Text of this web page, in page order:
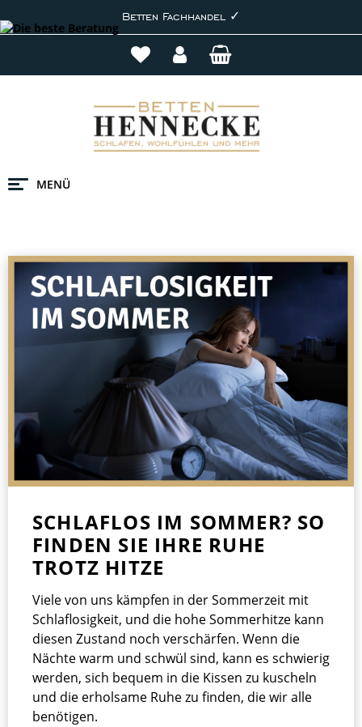
Betten Fachhandel ✓
MENÜ
SCHLAFLOS IM SOMMER? SO
FINDEN SIE IHRE RUHE
TROTZ HITZE
Viele von uns kämpfen in der Sommerzeit mit
Schlaflosigkeit, und die hohe Sommerhitze kann
diesen Zustand noch verschärfen. Wenn die
Nächte warm und schwül sind, kann es schwierig
werden, sich bequem in die Kissen zu kuscheln
und die erholsame Ruhe zu finden, die wir alle
benötigen.